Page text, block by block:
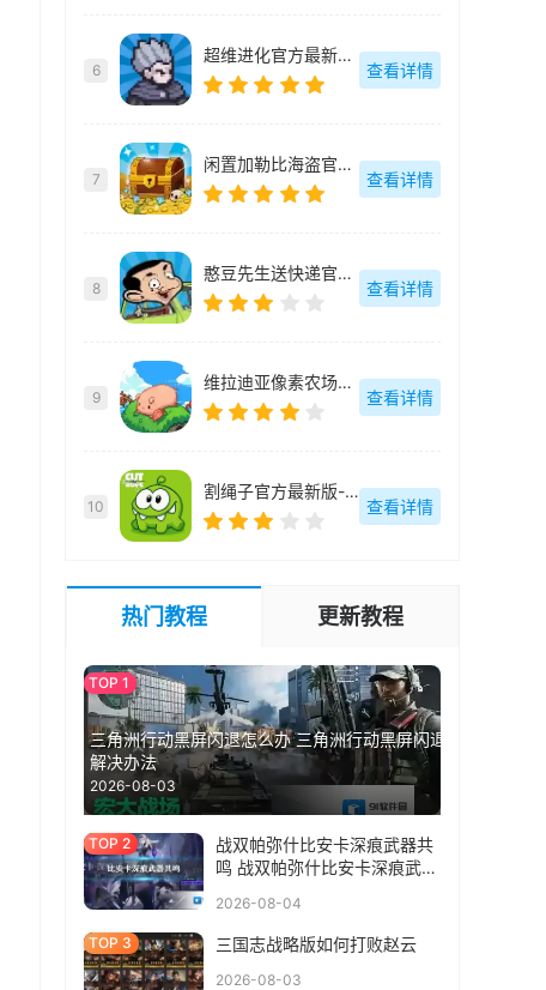
6
超维进化官方最新版-v1.3
查看详情
7
闲置加勒比海盗官方最新版-v1.0.1.5
查看详情
8
憨豆先生送快递官方最新版-v2.1.0.8
查看详情
9
维拉迪亚像素农场官方最新版-v1.36
查看详情
10
割绳子官方最新版-v3.74.0
查看详情
热门教程 更新教程
三角洲行动黑屏闪退怎么办 三角洲行动黑屏闪退
解决办法
2026-08-03
战双帕弥什比安卡深痕武器共
鸣 战双帕弥什比安卡深痕武器
2026-08-04
三国志战略版如何打败赵云
2026-08-03